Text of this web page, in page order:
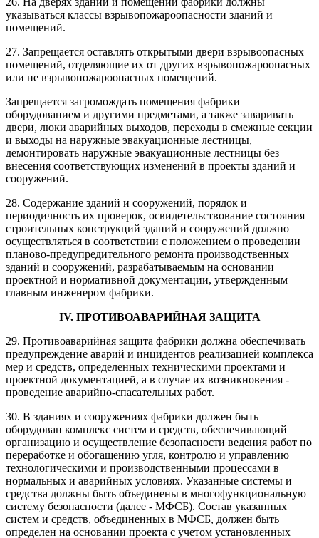
указываться классы взрывопожароопасности зданий и
помещений.
27. Запрещается оставлять открытыми двери взрывоопасных
помещений, отделяющие их от других взрывопожароопасных
или не взрывопожароопасных помещений.
Запрещается загромождать помещения фабрики
оборудованием и другими предметами, а также заваривать
двери, люки аварийных выходов, переходы в смежные секции
и выходы на наружные эвакуационные лестницы,
демонтировать наружные эвакуационные лестницы без
внесения соответствующих изменений в проекты зданий и
сооружений.
28. Содержание зданий и сооружений, порядок и
периодичность их проверок, освидетельствование состояния
строительных конструкций зданий и сооружений должно
осуществляться в соответствии с положением о проведении
планово-предупредительного ремонта производственных
зданий и сооружений, разрабатываемым на основании
проектной и нормативной документации, утвержденным
главным инженером фабрики.
IV. ПРОТИВОАВАРИЙНАЯ ЗАЩИТА
29. Противоаварийная защита фабрики должна обеспечивать
предупреждение аварий и инцидентов реализацией комплекса
мер и средств, определенных техническими проектами и
проектной документацией, а в случае их возникновения -
проведение аварийно-спасательных работ.
30. В зданиях и сооружениях фабрики должен быть
оборудован комплекс систем и средств, обеспечивающий
организацию и осуществление безопасности ведения работ по
переработке и обогащению угля, контролю и управлению
технологическими и производственными процессами в
нормальных и аварийных условиях. Указанные системы и
средства должны быть объединены в многофункциональную
систему безопасности (далее - МФСБ). Состав указанных
систем и средств, объединенных в МФСБ, должен быть
определен на основании проекта с учетом установленных